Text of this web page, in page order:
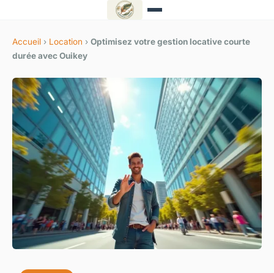
Accueil › Location › Optimisez votre gestion locative courte
durée avec Ouikey